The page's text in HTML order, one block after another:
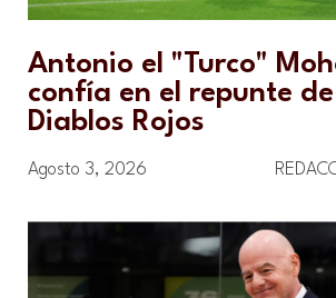
Antonio el "Turco"
confía en el repunte
Diablos Rojos
Agosto 3, 2026